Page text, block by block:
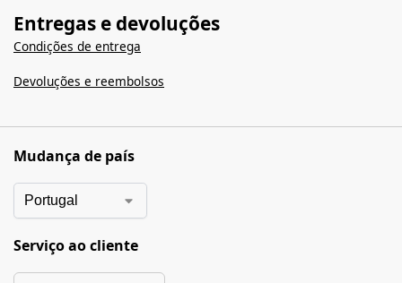
Entregas e devoluções
Condições de entrega
Devoluções e reembolsos
Serviço ao cliente
Mudança de país